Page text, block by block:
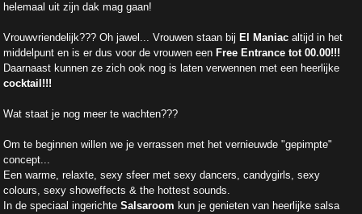
helemaal uit zijn dak mag gaan!
Vrouwvriendelijk??? Oh jawel... Vrouwen staan bij El Maniacaltijd in het
middelpunt en is er dus voor de vrouwen een Free Entrance tot 00.00!!!
Daarnaast kunnen ze zich ook nog is laten verwennen met een heerlijke
cocktail!!!
Wat staat je nog meer te wachten???
Om te beginnen willen we je verrassen met het vernieuwde "gepimpte"
concept...
Een warme, relaxte, sexy sfeer met sexy dancers, candygirls, sexy
colours, sexy showeffects & the hottest sounds.
In de speciaal ingerichte Salsaroom kun je genieten van heerlijke salsa